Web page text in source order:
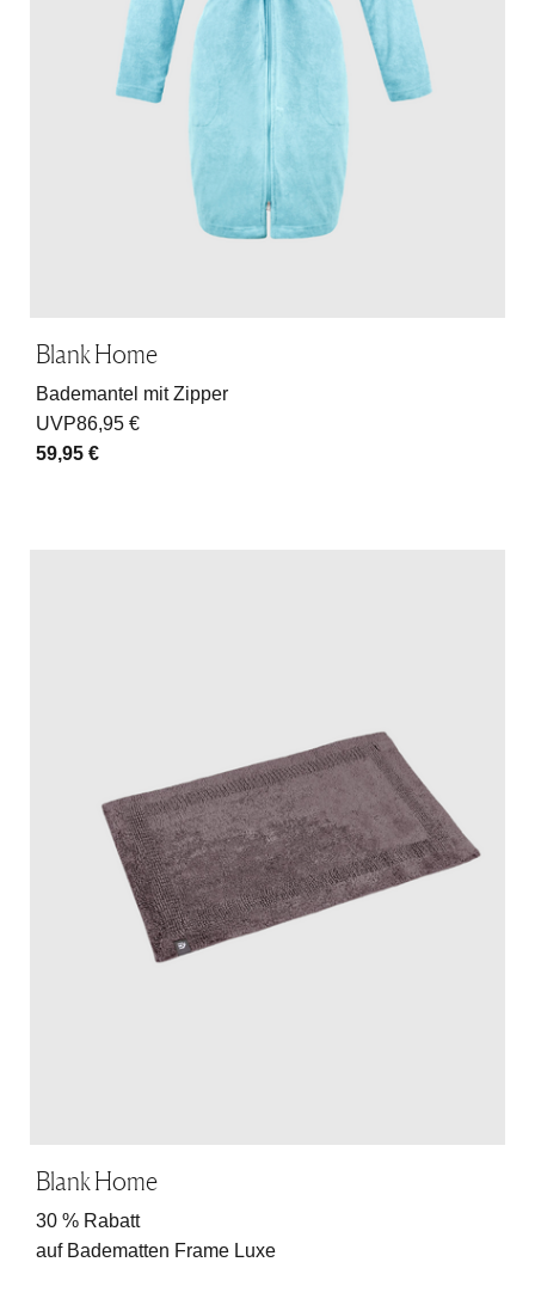
Blank Home
Bademantel mit Zipper
UVP86,95 €
59,95 €
Blank Home
30 % Rabatt
auf Badematten Frame Luxe